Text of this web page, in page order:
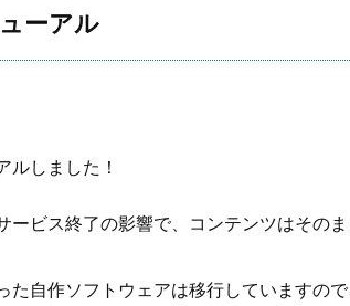
ーアル
ルしました！
ービス終了の影響で、コンテンツはその
た自作ソフトウェアは移行していますの